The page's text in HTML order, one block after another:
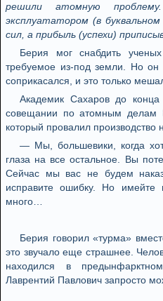
решили атомную
эксплуататором (в
сил, а прибыль (успехи)
Берия мог снабдить
требуемое из-под земли. Но
соприкасался, и это только
Академик Сахаров до
совещании по атомным делам
который провалил производство
— Мы, большевики, когда
глаза на все остальное. Вы
Сейчас мы вас не будем
исправите ошибку. Но
много…
Берия говорил «турма»
это звучало еще страшнее.
находился в
Лаврентий Павлович запросто